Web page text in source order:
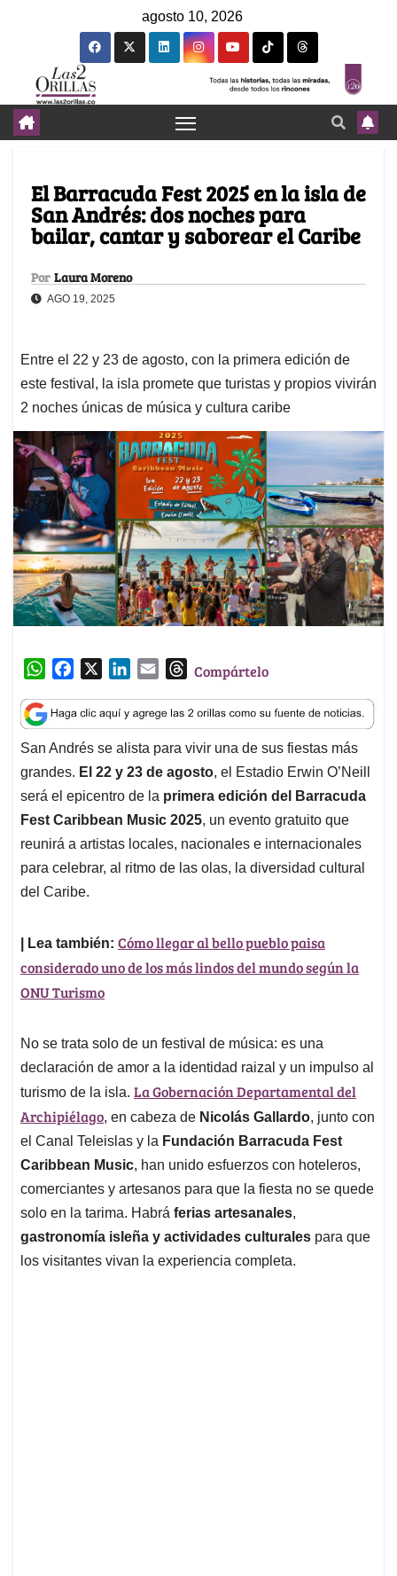
agosto 10, 2026
El Barracuda Fest 2025 en la isla de
San Andrés: dos noches para
bailar, cantar y saborear el Caribe
Por Laura Moreno
AGO 19, 2025
Entre el 22 y 23 de agosto, con la primera edición de
este festival, la isla promete que turistas y propios vivirán
2 noches únicas de música y cultura caribe
W
a
t
s
A
p
p
c
e
b
o
o
k
n
k
e
d
I
n
a
i
l
T
r
e
a
d
s
Compártelo
San Andrés se alista para vivir una de sus fiestas más
grandes. El 22 y 23 de agosto, el Estadio Erwin O’Neill
será el epicentro de la primera edición del Barracuda
Fest Caribbean Music 2025, un evento gratuito que
reunirá a artistas locales, nacionales e internacionales
para celebrar, al ritmo de las olas, la diversidad cultural
del Caribe.
| Lea también: Cómo llegar al bello pueblo paisa
considerado uno de los más lindos del mundo según la
ONU Turismo
No se trata solo de un festival de música: es una
declaración de amor a la identidad raizal y un impulso al
turismo de la isla. La Gobernación Departamental del
Archipiélago, en cabeza de Nicolás Gallardo, junto con
el Canal Teleislas y la Fundación Barracuda Fest
Caribbean Music, han unido esfuerzos con hoteleros,
comerciantes y artesanos para que la fiesta no se quede
solo en la tarima. Habrá ferias artesanales,
gastronomía isleña y actividades culturales para que
los visitantes vivan la experiencia completa.